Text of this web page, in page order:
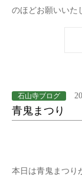
のほどお願いいた
石山寺ブログ
青鬼まつり
本日は青鬼まつり